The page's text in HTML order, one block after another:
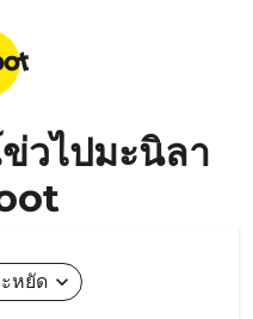
วไปมะนิลา
ะหยัด expand_more